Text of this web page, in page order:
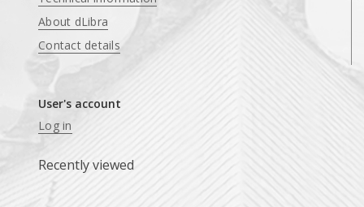
About dLibra
Contact details
User's account
Log in
Recently viewed